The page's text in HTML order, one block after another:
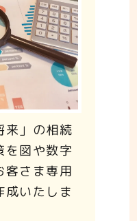
来」の相続
を図や数字
客さま専用
成いたしま